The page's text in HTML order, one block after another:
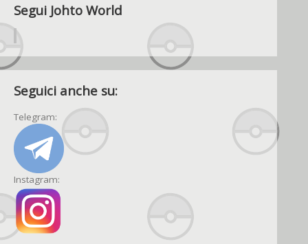
Segui Johto World
Seguici anche su:
Telegram:
Instagram: